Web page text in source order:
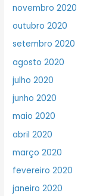
novembro 2020
outubro 2020
setembro 2020
agosto 2020
julho 2020
junho 2020
maio 2020
abril 2020
março 2020
fevereiro 2020
janeiro 2020